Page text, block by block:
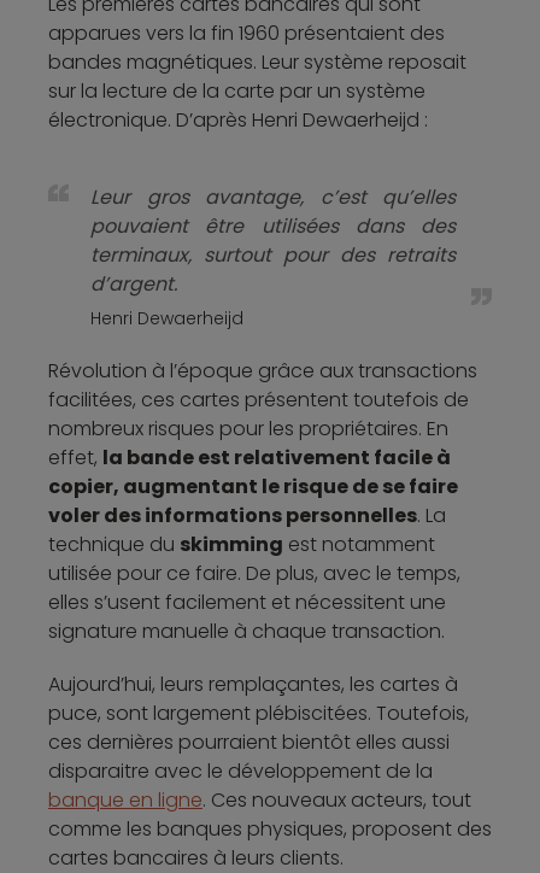
apparues vers la fin 1960 présentaient des
bandes magnétiques. Leur système reposait
sur la lecture de la carte par un système
électronique. D’après Henri Dewaerheijd :
Leur gros avantage, c’est qu’elles
pouvaient être utilisées dans des
terminaux, surtout pour des retraits
d’argent.
Henri Dewaerheijd
Révolution à l’époque grâce aux transactions
facilitées, ces cartes présentent toutefois de
nombreux risques pour les propriétaires. En
effet, la bande est relativement facile à
copier, augmentant le risque de se faire
voler des informations personnelles. La
technique du skimming est notamment
utilisée pour ce faire. De plus, avec le temps,
elles s’usent facilement et nécessitent une
signature manuelle à chaque transaction.
Aujourd’hui, leurs remplaçantes, les cartes à
puce, sont largement plébiscitées. Toutefois,
ces dernières pourraient bientôt elles aussi
disparaitre avec le développement de la
banque en ligne. Ces nouveaux acteurs, tout
comme les banques physiques, proposent des
cartes bancaires à leurs clients.